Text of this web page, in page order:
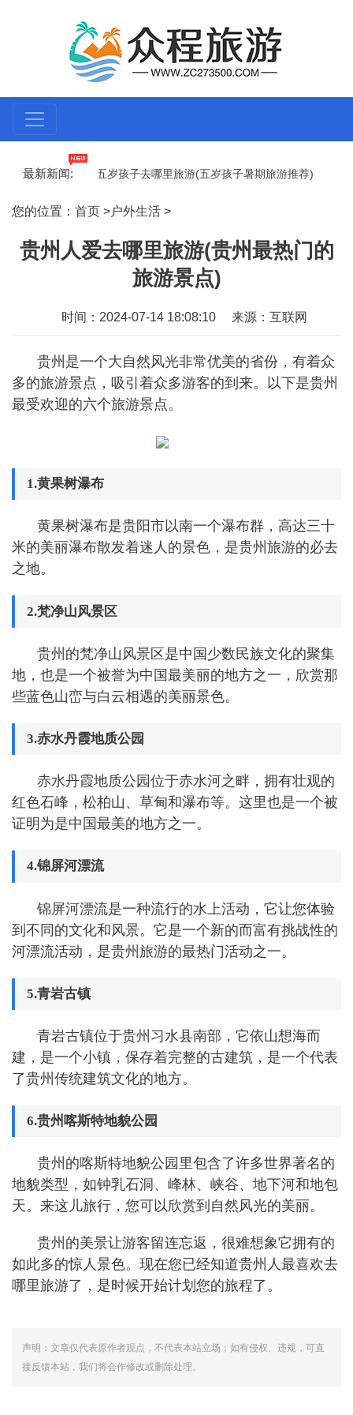
最新新闻:
方) 暑期带五岁孩子去哪里旅游(五岁孩子暑期旅游推荐)
龙岩旅游社在哪里(龙岩旅游社的位置)
您的位置： 首页 >户外生活 >
贵州人爱去哪里旅游(贵州最热门的
旅游景点)
时间：2024-07-14 18:08:10 来源：互联网
贵州是一个大自然风光非常优美的省份，有着众
多的旅游景点，吸引着众多游客的到来。以下是贵州
最受欢迎的六个旅游景点。
1.黄果树瀑布
黄果树瀑布是贵阳市以南一个瀑布群，高达三十
米的美丽瀑布散发着迷人的景色，是贵州旅游的必去
之地。
2.梵净山风景区
贵州的梵净山风景区是中国少数民族文化的聚集
地，也是一个被誉为中国最美丽的地方之一，欣赏那
些蓝色山峦与白云相遇的美丽景色。
3.赤水丹霞地质公园
赤水丹霞地质公园位于赤水河之畔，拥有壮观的
红色石峰，松柏山、草甸和瀑布等。这里也是一个被
证明为是中国最美的地方之一。
4.锦屏河漂流
锦屏河漂流是一种流行的水上活动，它让您体验
到不同的文化和风景。它是一个新的而富有挑战性的
河漂流活动，是贵州旅游的最热门活动之一。
5.青岩古镇
青岩古镇位于贵州习水县南部，它依山想海而
建，是一个小镇，保存着完整的古建筑，是一个代表
了贵州传统建筑文化的地方。
6.贵州喀斯特地貌公园
贵州的喀斯特地貌公园里包含了许多世界著名的
地貌类型，如钟乳石洞、峰林、峡谷、地下河和地包
天。来这儿旅行，您可以欣赏到自然风光的美丽。
贵州的美景让游客留连忘返，很难想象它拥有的
如此多的惊人景色。现在您已经知道贵州人最喜欢去
哪里旅游了，是时候开始计划您的旅程了。
声明：文章仅代表原作者观点，不代表本站立场；如有侵权、违规，可直
接反馈本站，我们将会作修改或删除处理。